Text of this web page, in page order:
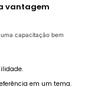
vantagem
capacitação bem
em um tema.